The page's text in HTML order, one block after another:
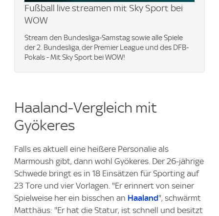
Fußball live streamen mit Sky Sport bei
WOW
Stream den Bundesliga-Samstag sowie alle Spiele
der 2. Bundesliga, der Premier League und des DFB-
Pokals - Mit Sky Sport bei WOW!
Haaland-Vergleich mit
Gyökeres
Falls es aktuell eine heißere Personalie als
Marmoush gibt, dann wohl Gyökeres. Der 26-jährige
Schwede bringt es in 18 Einsätzen für Sporting auf
23 Tore und vier Vorlagen. "Er erinnert von seiner
Spielweise her ein bisschen an Haaland", schwärmt
Matthäus: "Er hat die Statur, ist schnell und besitzt